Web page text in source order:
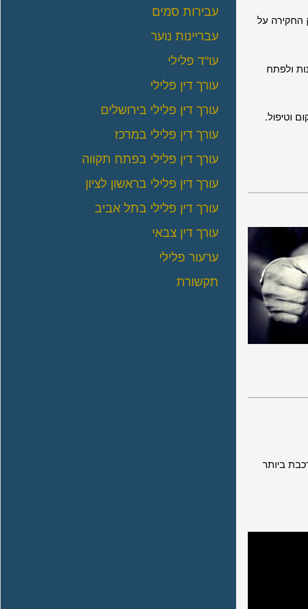
החקירה על
ולפתח
וטיפול.
ביותר
עבירות סמים
עבריינות נוער
עו"ד פלילי
עורך דין פלילי
עורך דין פלילי בירושלים
עורך דין פלילי במרכז
עורך דין פלילי בפתח תקווה
עורך דין פלילי בראשון לציון
עורך דין פלילי בתל אביב
עורך דין צבאי
ערעור פלילי
תקשורת